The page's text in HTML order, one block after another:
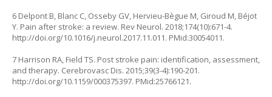
6 Delpont B, Blanc C, Osseby GV, Hervieu-Bègue M, Giroud M, Béjot
Y. Pain after stroke: a review. Rev Neurol. 2018;174(10):671-4.
http://doi.org/10.1016/j.neurol.2017.11.011. PMid:30054011.
7 Harrison RA, Field TS. Post stroke pain: identification, assessment,
and therapy. Cerebrovasc Dis. 2015;39(3-4):190-201.
http://doi.org/10.1159/000375397. PMid:25766121.